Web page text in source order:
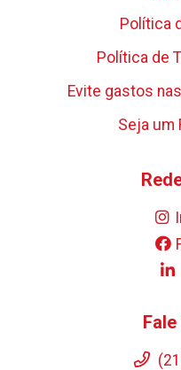
Política
Política de
Evite gastos
Seja um